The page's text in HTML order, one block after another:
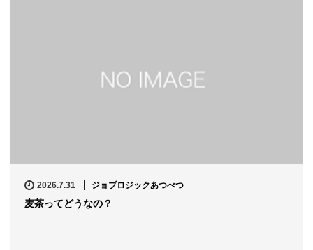
2026.7.31 ジョブロジックあつべつ
麦茶ってどうなの？